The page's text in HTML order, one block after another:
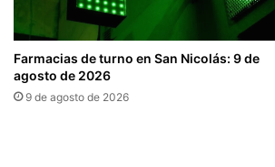
Farmacias de turno en San Nicolás: 9 de
agosto de 2026
9 de agosto de 2026